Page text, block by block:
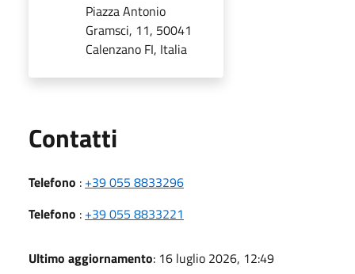
Piazza Antonio
Gramsci, 11, 50041
Calenzano FI, Italia
Contatti
Telefono : +39 055 8833296
Telefono : +39 055 8833221
Ultimo aggiornamento: 16 luglio 2026, 12:49